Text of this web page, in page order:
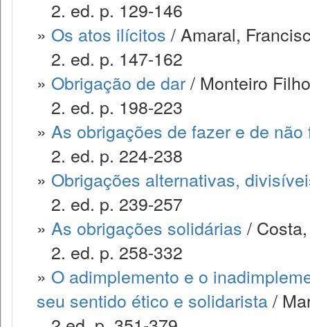
2. ed. p. 129-146
» Os atos ilícitos / Amaral,
2. ed. p. 147-162
» Obrigação de dar/ Monteiro
2. ed. p. 198-223
» As obrigações de fazer e de não
2. ed. p. 224-238
» Obrigações alternativas,
2. ed. p. 239-257
» As obrigações solidárias /
2. ed. p. 258-332
» O adimplemento e o
seu sentido ético e solidarista/